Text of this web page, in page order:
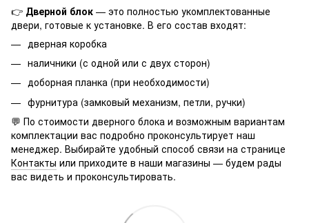
👉 Дверной блок — это полностью укомплектованные
двери, готовые к установке. В его состав входят:
дверная коробка
наличники (с одной или с двух сторон)
доборная планка (при необходимости)
фурнитура (замковый механизм, петли, ручки)
💬 По стоимости дверного блока и возможным вариантам
комплектации вас подробно проконсультирует наш
менеджер. Выбирайте удобный способ связи на странице
Контакты или приходите в наши магазины — будем рады
вас видеть и проконсультировать.